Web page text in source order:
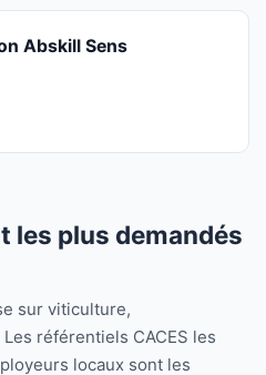
Abskill Sens
les plus demandés
sur viticulture,
référentiels CACES les
locaux sont les